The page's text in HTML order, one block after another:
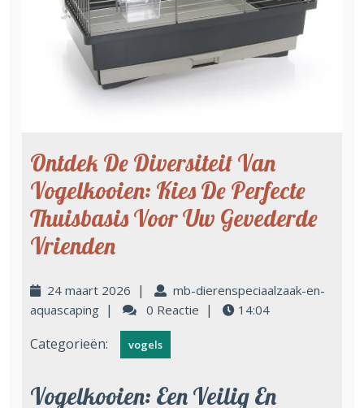
Ontdek De Diversiteit Van
Vogelkooien: Kies De Perfecte
Thuisbasis Voor Uw Gevederde
Vrienden
24 maart 2026 |
mb-dierenspeciaalzaak-en-
aquascaping | 0 Reactie | 14:04
Categorieën: vogels
Vogelkooien: Een Veilig En